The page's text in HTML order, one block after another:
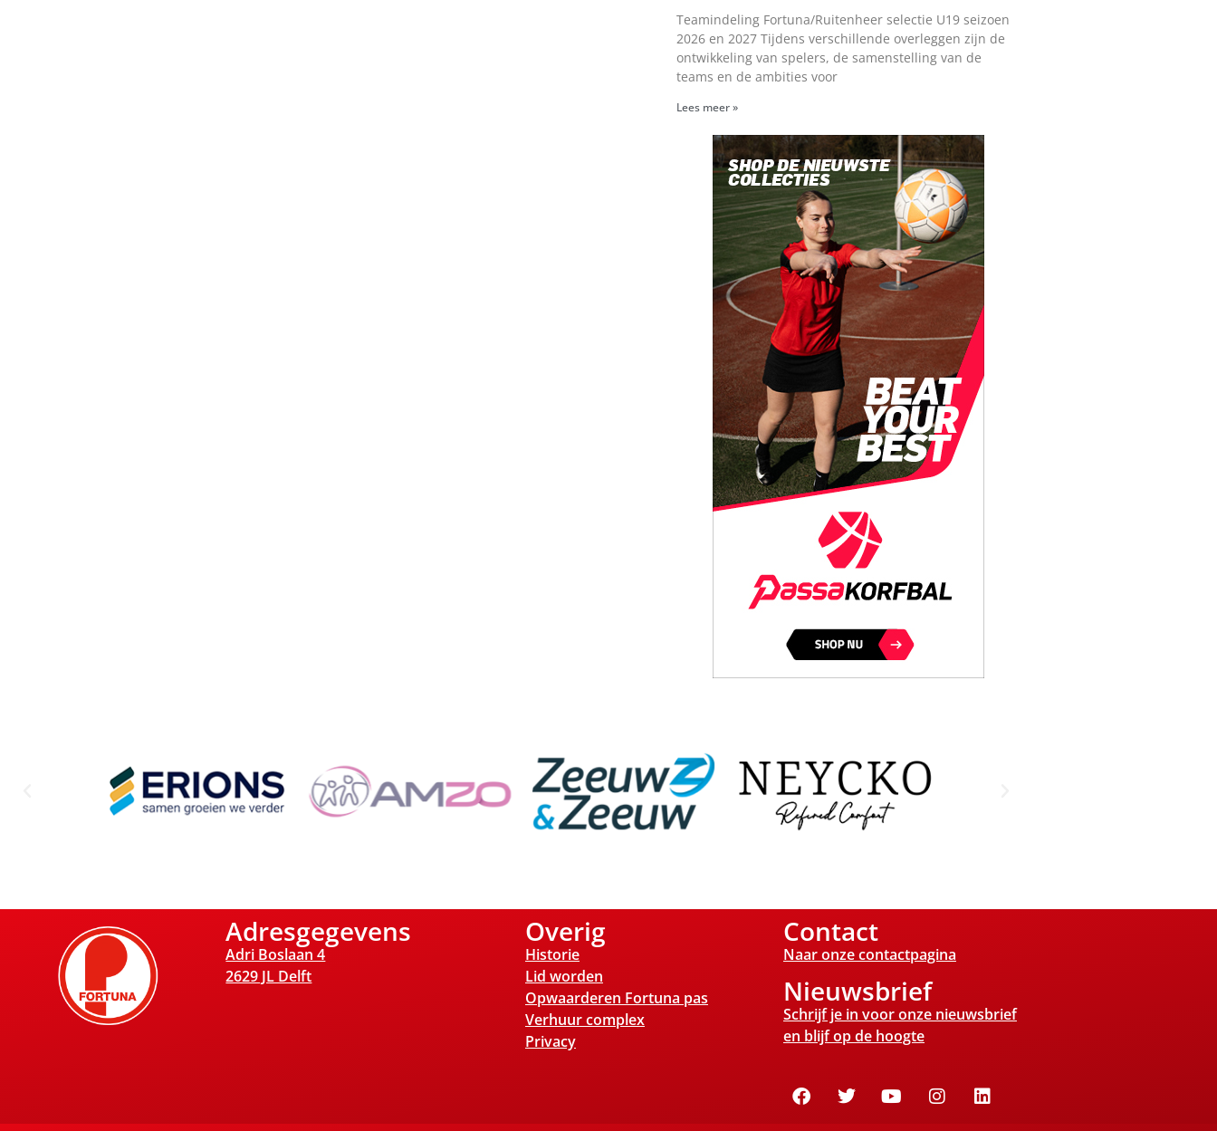
Teamindeling Fortuna/Ruitenheer selectie U19 seizoen
2026 en 2027 Tijdens verschillende overleggen zijn de
ontwikkeling van spelers, de samenstelling van de
teams en de ambities voor
Lees meer »
Adresgegevens
Adri Boslaan 4
2629 JL Delft
Overig
Historie
Lid worden
Opwaarderen Fortuna pas
Verhuur complex
Privacy
Contact
Naar onze contactpagina
Nieuwsbrief
Schrijf je in voor onze nieuwsbrief
en blijf op de hoogte